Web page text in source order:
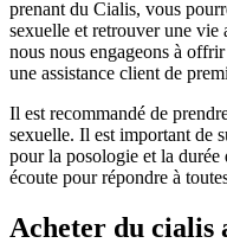
prenant du Cialis, vous
sexuelle et retrouver une vie
nous nous engageons à
une assistance client de
Il est recommandé de
sexuelle. Il est important de
pour la posologie et la
écoute pour répondre à
Acheter du cialis